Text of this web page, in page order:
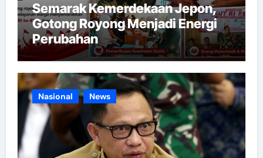
Semarak Kemerdekaan Jepon,
Gotong Royong Menjadi Energi
Perubahan
Nasional News